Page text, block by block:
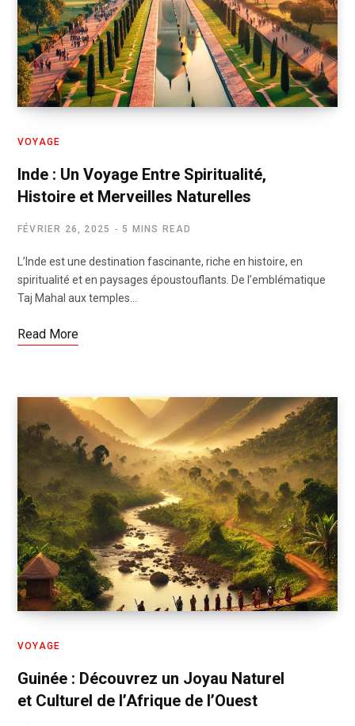
VOYAGE
Inde : Un Voyage Entre Spiritualité,
Histoire et Merveilles Naturelles
FÉVRIER 26, 2025 5 MINS READ
L’Inde est une destination fascinante, riche en histoire, en
spiritualité et en paysages époustouflants. De l’emblématique
Taj Mahal aux temples…
Read More
VOYAGE
Guinée : Découvrez un Joyau Naturel
et Culturel de l’Afrique de l’Ouest